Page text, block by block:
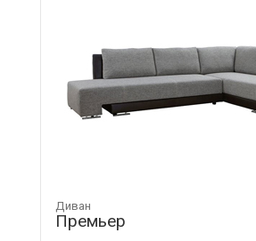
Диван
Премьер